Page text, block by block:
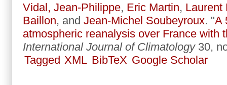
Vidal, Jean-Philippe, Eric Martin, Laurent
Baillon, and Jean-Michel Soubeyroux. "A
atmospheric reanalysis over France with
International Journal of Climatology30,
Tagged XML BibTeX Google Scholar